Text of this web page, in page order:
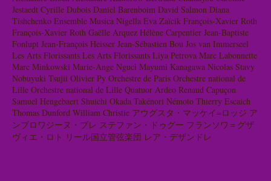
Jestaedt Cyrille Dubois Daniel Barenboim David Salmon Diana
Tishchenko Ensemble Musica Nigella Eva Zaïcik François-Xavier Roth
François-Xavier Roth Gaëlle Arquez Hélène Carpentier Jean-Baptiste
Fonlupt Jean-François Heisser Jean-Sébastien Bou Jos van Immerseel
Les Arts Florissants Les Arts Florissants Liya Petrova Marc Labonnette
Marc Minkowski Marie-Ange Nguci Mayumi Kanagawa Nicolas Stavy
Nobuyuki Tsujii Olivier Py Orchestre de Paris Orchestre national de
Lille Orchestre national de Lille Quatuor Ardeo Renaud Capuçon
Samuel Hengebaert Shuichi Okada Takénori Némoto Thierry Escaich
Thomas Dunford William Christie アウグスタ・マッケイ=ロッジ ア
ンブロワジーヌ・ブレ ステファン・ドゥグー フランソワ＝グザ
ヴィエ・ロト リール国立管弦楽団 レア・デザンドレ